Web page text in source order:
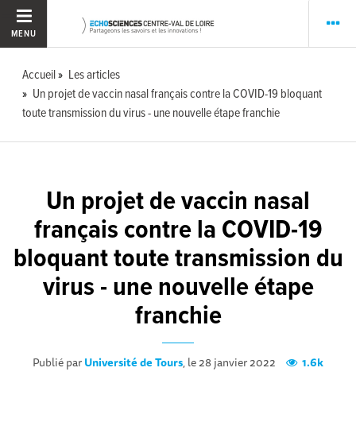
MENU
Accueil
Les articles
Un projet de vaccin nasal français contre la COVID-19 bloquant
toute transmission du virus - une nouvelle étape franchie
Un projet de vaccin nasal
français contre la COVID-19
bloquant toute transmission du
virus - une nouvelle étape
franchie
Publié parUniversité de Tours, le 28 janvier 2022 1.6k